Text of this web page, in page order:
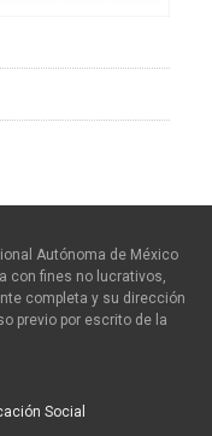
Autónoma de México
con fines no lucrativos,
completa y su dirección
previo por escrito de la
Social